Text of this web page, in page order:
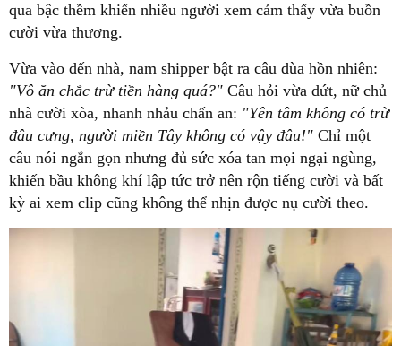
qua bậc thềm khiến nhiều người xem cảm thấy vừa buồn
cười vừa thương.
Vừa vào đến nhà, nam shipper bật ra câu đùa hồn nhiên:
"Vô ăn chắc trừ tiền hàng quá?" Câu hỏi vừa dứt, nữ chủ
nhà cười xòa, nhanh nhảu chấn an: "Yên tâm không có trừ
đâu cưng, người miền Tây không có vậy đâu!" Chỉ một
câu nói ngắn gọn nhưng đủ sức xóa tan mọi ngại ngùng,
khiến bầu không khí lập tức trở nên rộn tiếng cười và bất
kỳ ai xem clip cũng không thể nhịn được nụ cười theo.